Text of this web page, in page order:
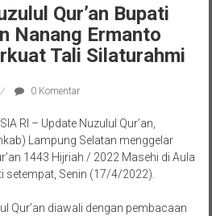
Qur’an Bupati
Nanang Ermanto
Tali Silaturahmi
0 Komentar
RI – Update Nuzulul Qur’an,
Lampung Selatan menggelar
1443 Hijriah / 2022 Masehi di Aula
setempat, Senin (17/4/2022).
Qur’an diawali dengan pembacaan